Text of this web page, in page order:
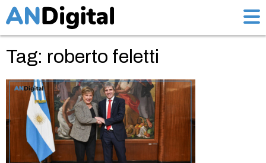
Tag: roberto feletti